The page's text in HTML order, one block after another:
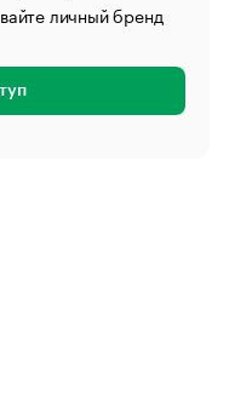
личный бренд